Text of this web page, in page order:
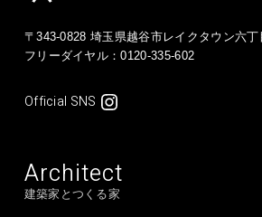
〒343-0828 埼玉県越谷市レイクタウン六丁
フリーダイヤル：0120-335-602
Official SNS
Architect
建築家とつくる家